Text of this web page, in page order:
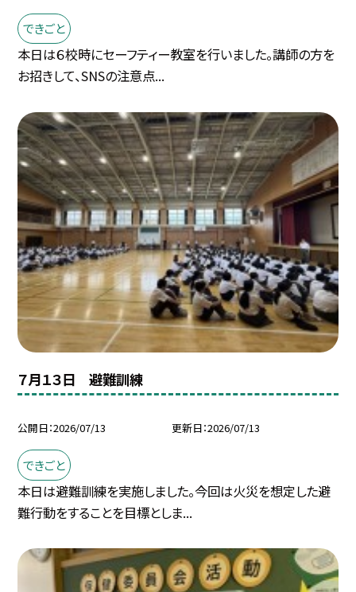
できごと
本日は６校時にセーフティー教室を行いました。講師の方を
お招きして、SNSの注意点...
７月１３日 避難訓練
公開日 2026/07/13 更新日 2026/07/13
できごと
本日は避難訓練を実施しました。今回は火災を想定した避
難行動をすることを目標としま...